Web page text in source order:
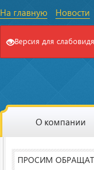
На главную Новости
Версия для
О компании
ПРОСИМ